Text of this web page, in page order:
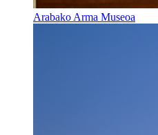
Arabako Arma Museoa